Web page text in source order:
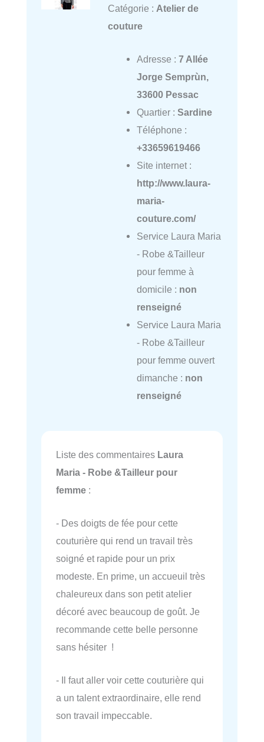
Catégorie : Atelier de
couture
Adresse : 7 Allée
Jorge Semprùn,
33600 Pessac
Quartier : Sardine
Téléphone :
+33659619466
Site internet :
http://www.laura-
maria-
couture.com/
Service Laura Maria
- Robe &Tailleur
pour femme à
domicile : non
renseigné
Service Laura Maria
- Robe &Tailleur
pour femme ouvert
dimanche : non
renseigné
Liste des commentaires Laura
Maria - Robe &Tailleur pour
femme :
- Des doigts de fée pour cette
couturière qui rend un travail très
soigné et rapide pour un prix
modeste. En prime, un accueuil très
chaleureux dans son petit atelier
décoré avec beaucoup de goût. Je
recommande cette belle personne
sans hésiter !
- Il faut aller voir cette couturière qui
a un talent extraordinaire, elle rend
son travail impeccable.